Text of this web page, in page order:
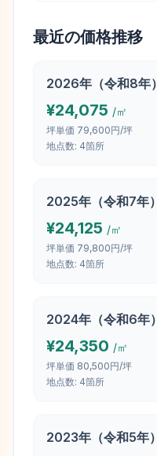
最近の価格推移
2026年（令和8年）
¥24,075 /㎡
坪単価 79,600円/坪
地点数: 4箇所
2025年（令和7年）
¥24,125 /㎡
坪単価 79,800円/坪
地点数: 4箇所
2024年（令和6年）
¥24,350 /㎡
坪単価 80,500円/坪
地点数: 4箇所
2023年（令和5年）